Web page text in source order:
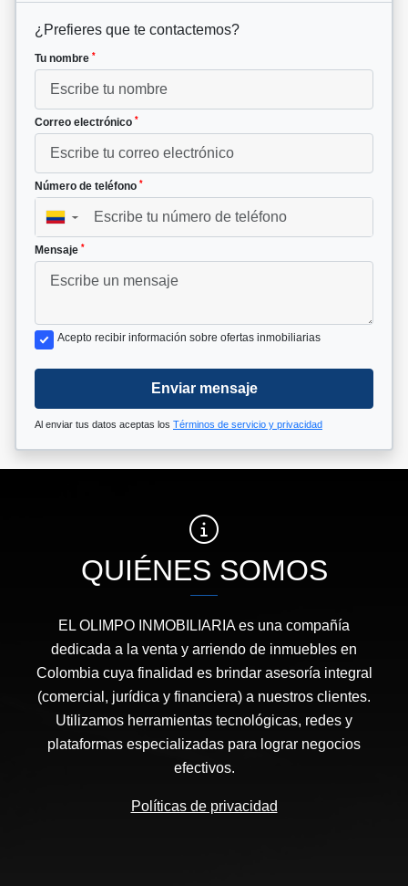
¿Prefieres que te contactemos?
Tu nombre *
Correo electrónico *
Número de teléfono *
▼
Mensaje *
Acepto recibir información sobre ofertas inmobiliarias
Enviar mensaje
Al enviar tus datos aceptas los Términos de servicio y privacidad
QUIÉNES SOMOS
EL OLIMPO INMOBILIARIA es una compañía
dedicada a la venta y arriendo de inmuebles en
Colombia cuya finalidad es brindar asesoría integral
(comercial, jurídica y financiera) a nuestros clientes.
Utilizamos herramientas tecnológicas, redes y
plataformas especializadas para lograr negocios
efectivos.
Políticas de privacidad